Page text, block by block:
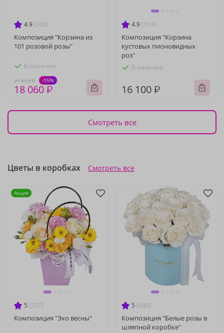
4.9 (200)
Композиция "Корзина из
101 розовой розы"
В наличии
21 250 ₽ -15%
18 060 ₽
4.9 (114)
Композиция "Корзина
кустовых пионовидных
роз"
В наличии
16 100 ₽
Смотреть все
Цветы в коробках Смотреть все
5 (577)
Композиция "Эхо весны"
Акция
5 (630)
Композиция "Белые розы в
шляпной коробке"